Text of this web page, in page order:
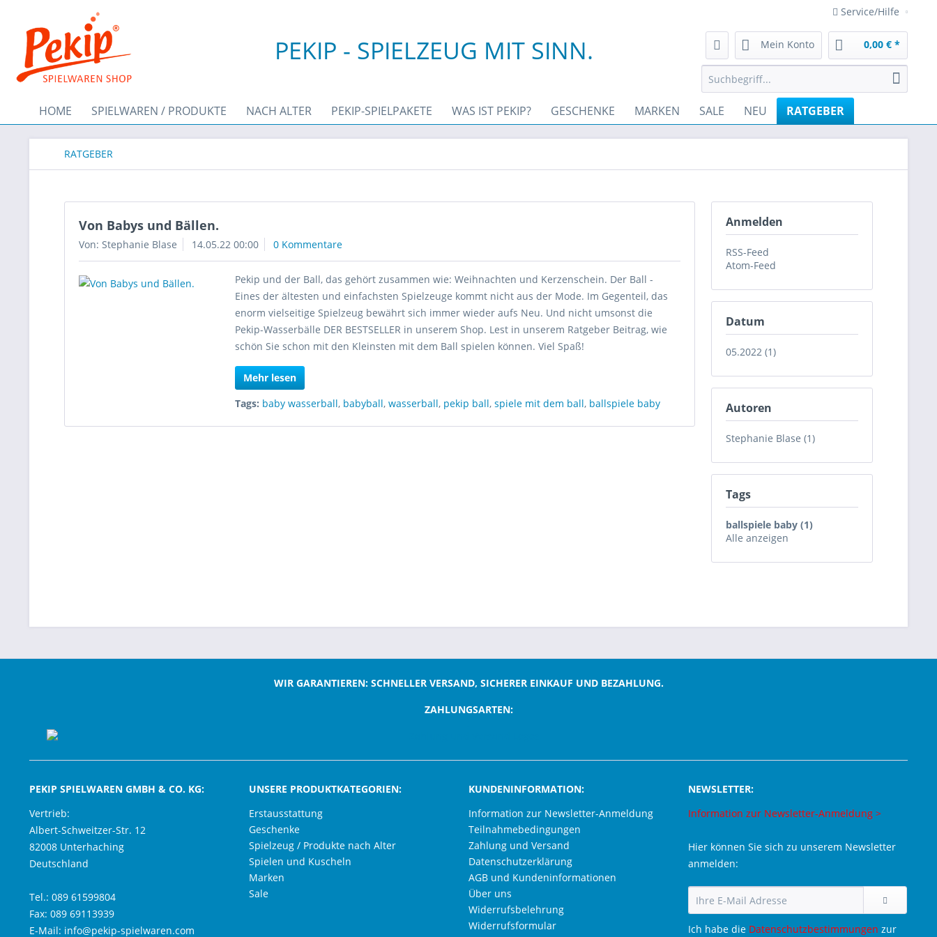
Service/Hilfe
PEKIP - SPIELZEUG MIT SINN. Mein Konto 0,00 € *
HOME SPIELWAREN / PRODUKTE NACH ALTER PEKIP-SPIELPAKETE WAS IST PEKIP? GESCHENKE MARKEN SALE NEU RATGEBER
RATGEBER
Anmelden
RSS-Feed
Atom-Feed
Datum
05.2022 (1)
Autoren
Stephanie Blase (1)
Tags
ballspiele baby (1)
Alle anzeigen
Von Babys und Bällen.
Von: Stephanie Blase 14.05.22 00:00 0 Kommentare
Pekip und der Ball, das gehört zusammen wie: Weihnachten und Kerzenschein. Der Ball -
Eines der ältesten und einfachsten Spielzeuge kommt nicht aus der Mode. Im Gegenteil, das
enorm vielseitige Spielzeug bewährt sich immer wieder aufs Neu. Und nicht umsonst die
Pekip-Wasserbälle DER BESTSELLER in unserem Shop. Lest in unserem Ratgeber Beitrag, wie
schön Sie schon mit den Kleinsten mit dem Ball spielen können. Viel Spaß!
Mehr lesen
Tags: baby wasserball, babyball,wasserball, pekip ball,spiele mit dem ball, ballspiele baby
WIR GARANTIEREN: SCHNELLER VERSAND, SICHERER EINKAUF UND BEZAHLUNG.
ZAHLUNGSARTEN:
PEKIP SPIELWAREN GMBH & CO. KG:
Vertrieb:
Albert-Schweitzer-Str. 12
82008 Unterhaching
Deutschland
Tel.: 089 61599804
Fax: 089 69113939
E-Mail: info@pekip-spielwaren.com
UNSERE PRODUKTKATEGORIEN:
Erstausstattung
Geschenke
Spielzeug / Produkte nach Alter
Spielen und Kuscheln
Marken
Sale
KUNDENINFORMATION:
Information zur Newsletter-Anmeldung
Teilnahmebedingungen
Zahlung und Versand
Datenschutzerklärung
AGB und Kundeninformationen
Über uns
Widerrufsbelehrung
Widerrufsformular
NEWSLETTER:
Information zur Newsletter-Anmeldung >
Hier können Sie sich zu unserem Newsletter
anmelden:
Ich habe die Datenschutzbestimmungen zur